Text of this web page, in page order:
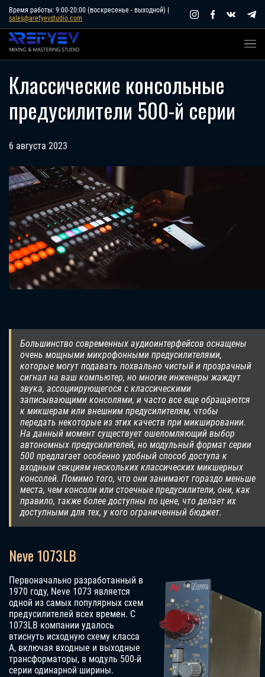
Skip
content
Время работы: 9:00-20:00 (воскресенье - выходной) |
sales@arefyevstudio.com
Классические консольные
предусилители 500-й серии
6 августа 2023
Большинство современных аудиоинтерфейсов оснащены
очень мощными микрофонными предусилителями,
которые могут подавать похвально чистый и прозрачный
сигнал на ваш компьютер, но многие инженеры жаждут
звука, ассоциирующегося с классическими
записывающими консолями, и часто все еще обращаются
к микшерам или внешним предусилителям, чтобы
передать некоторые из этих качеств при микшировании.
На данный момент существует ошеломляющий выбор
автономных предусилителей, но модульный формат серии
500 предлагает особенно удобный способ доступа к
входным секциям нескольких классических микшерных
консолей. Помимо того, что они занимают гораздо меньше
места, чем консоли или стоечные предусилители, они, как
правило, также более доступны по цене, что делает их
доступными для тех, у кого ограниченный бюджет.
Neve 1073LB
Первоначально разработанный в
1970 году, Neve 1073 является
одной из самых популярных схем
предусилителей всех времен. С
1073LB компании удалось
втиснуть исходную схему класса
A, включая входные и выходные
трансформаторы, в модуль 500-й
серии одинарной ширины.